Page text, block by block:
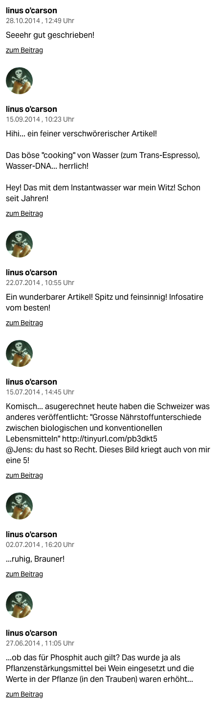
linus o'carson
28.10.2014 , 12:49 Uhr
Seeehr gut geschrieben!
zum Beitrag
linus o'carson
15.09.2014 , 10:23 Uhr
Hihi... ein feiner verschwörerischer Artikel!
Das böse "cooking" von Wasser (zum Trans-Espresso),
Wasser-DNA... herrlich!
Hey! Das mit dem Instantwasser war mein Witz! Schon
seit Jahren!
zum Beitrag
linus o'carson
22.07.2014 , 10:55 Uhr
Ein wunderbarer Artikel! Spitz und feinsinnig! Infosatire
vom besten!
zum Beitrag
linus o'carson
15.07.2014 , 14:45 Uhr
Komisch... asugerechnet heute haben die Schweizer was
anderes veröffentlicht: "Grosse Nährstoffunterschiede
zwischen biologischen und konventionellen
Lebensmitteln" http://tinyurl.com/pb3dkt5
@Jens: du hast so Recht. Dieses Bild kriegt auch von mir
eine 5!
zum Beitrag
linus o'carson
02.07.2014 , 16:20 Uhr
...ruhig, Brauner!
zum Beitrag
linus o'carson
27.06.2014 , 11:05 Uhr
...ob das für Phosphit auch gilt? Das wurde ja als
Pflanzenstärkungsmittel bei Wein eingesetzt und die
Werte in der Pflanze (in den Trauben) waren erhöht...
zum Beitrag